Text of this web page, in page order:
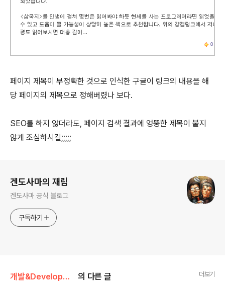
페이지 제목이 부정확한 것으로 인식한 구글이 링크의 내용을 해
당 페이지의 제목으로 정해버렸나 보다.
SEO를 하지 않더라도, 페이지 검색 결과에 엉뚱한 제목이 붙지
않게 조심하시길;;;;;
겐도사마의 재림
겐도사마 공식 블로그
구독하기
개발&Development/웹 의 다른 글 더보기